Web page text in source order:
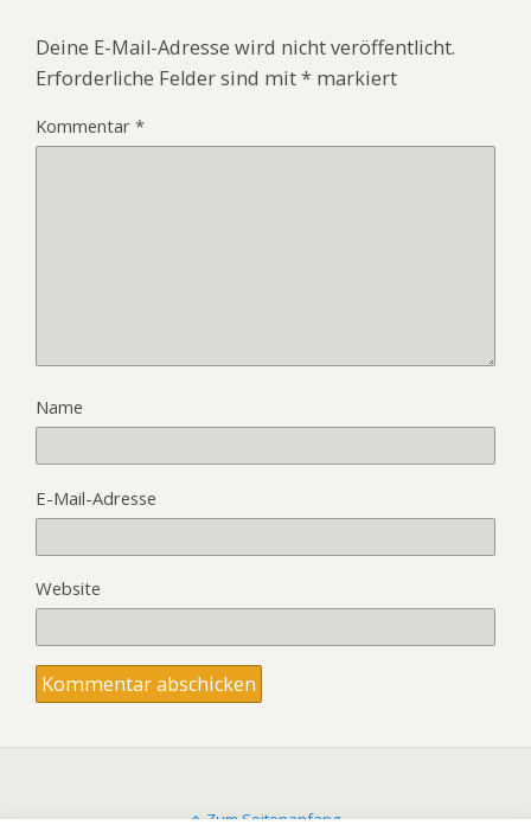
Deine E-Mail-Adresse wird nicht veröffentlicht.
Erforderliche Felder sind mit* markiert
Kommentar *
Name
E-Mail-Adresse
Website
Zum Seitenanfang